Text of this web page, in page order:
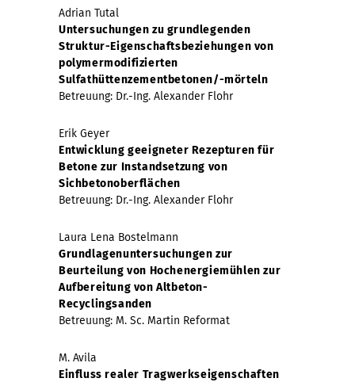
Adrian Tutal
Untersuchungen zu grundlegenden
Struktur-Eigenschaftsbeziehungen von
polymermodifizierten
Sulfathüttenzementbetonen/-mörteln
Betreuung: Dr.-Ing. Alexander Flohr
Erik Geyer
Entwicklung geeigneter Rezepturen für
Betone zur Instandsetzung von
Sichbetonoberflächen
Betreuung: Dr.-Ing. Alexander Flohr
Laura Lena Bostelmann
Grundlagenuntersuchungen zur
Beurteilung von Hochenergiemühlen zur
Aufbereitung von Altbeton-
Recyclingsanden
Betreuung: M. Sc. Martin Reformat
M. Avila
Einfluss realer Tragwerkseigenschaften